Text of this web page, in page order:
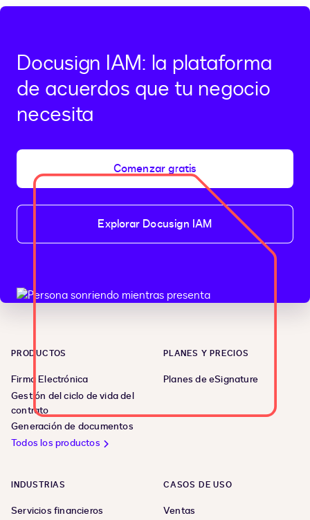
Docusign IAM: la plataforma
de acuerdos que tu negocio
necesita
Comenzar gratis
Explorar Docusign IAM
PRODUCTOS
Firma Electrónica
Gestión del ciclo de vida del
contrato
Generación de documentos
Todos los productos
PLANES Y PRECIOS
Planes de eSignature
INDUSTRIAS
Servicios financieros
CASOS DE USO
Ventas